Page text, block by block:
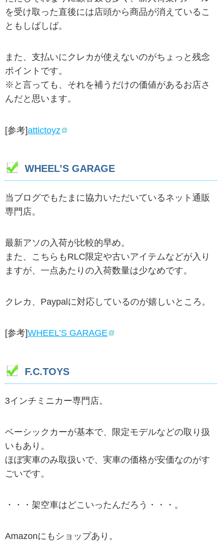
を受け取った直後には店頭から商品が消えているこ
ともしばしば。
また、支払いにクレカが使えないのがちょっと残念
ポイントです。
※と言っても、それを補うだけの価値があるお店さ
んだと思います。
[参考]attictoyz
WHEEL’S GARAGE
当ブログでもたまに協力いただいているネット通販
専門店。
最新アソの入荷が比較的早め。
また、こちらもRLC限定や古いアイテムなどが入り
ますが、一点あたりの入荷数量は少なめです。
クレカ、Paypalに対応しているのが嬉しいところ。
[参考]WHEEL’S GARAGE
F.C.TOYS
3インチミニカー専門店。
ベーシックカーが基本で、限定モデルなどの取り扱
いもあり。
ほぼ実車のみ取扱いで、実車の価格が安価なのがす
ごいです。
・・・架空車はどこいったんだろう・・・。
Amazonにもショップあり。